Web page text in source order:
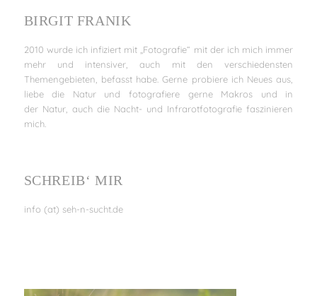
BIRGIT FRANIK
2010 wurde ich infiziert mit „Fotografie“ mit der ich mich immer
mehr und intensiver, auch mit den verschiedensten
Themengebieten, befasst habe. Gerne probiere ich Neues aus,
liebe die Natur und fotografiere gerne Makros und in
der Natur, auch die Nacht- und Infrarotfotografie faszinieren
mich.
SCHREIB‘ MIR
info (at) seh-n-sucht.de